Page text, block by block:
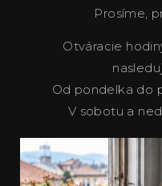
Prosíme,
Otváracie
Od pondelka do
V sobotu a